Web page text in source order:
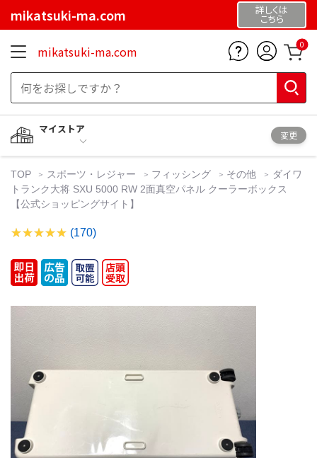
mikatsuki-ma.com 詳しくは
こちら
mikatsuki-ma.com 0
マイストア
変更
TOP スポーツ・レジャー フィッシング その他
ダイワ
トランク大将 SXU 5000 RW 2面真空パネル クーラーボックス
【公式ショッピングサイト】
(170)